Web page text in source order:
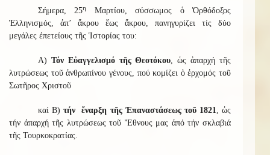
Σήμερα, 25η
Μαρτίου, σύσσωμος ὁ Ὀρθόδοξος
Ἑλληνισμός, ἀπ’ ἄκρου ἕως ἄκρου, πανηγυρίζει τίς δύο
μεγάλες ἐπετείους τῆς Ἱστορίας του:
Α) Τόν Εὐαγγελισμό τῆς Θεοτόκου, ὡς ἀπαρχή τῆς
λυτρώσεως τοῦ ἀνθρωπίνου γένους, πού κομίζει ὁ ἐρχομός τοῦ
Σωτῆρος Χριστοῦ
καί Β)τήν ἔναρξη τῆς Ἐπαναστάσεως τοῦ 1821, ὡς
τήν ἀπαρχή τῆς λυτρώσεως τοῦ Ἔθνους μας ἀπό τήν σκλαβιά
τῆς Τουρκοκρατίας.